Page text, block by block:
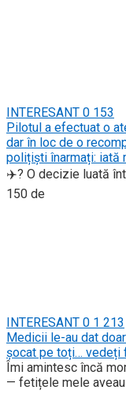
INTERESANT 0 153
Pilotul a efectuat o
dar în loc de o
polițiști înarmați: iată
✈️? O decizie luată
150 de
INTERESANT 0 1 213
Medicii le-au dat
șocat pe toți… vedeți
Îmi amintesc încă
— fetițele mele aveau